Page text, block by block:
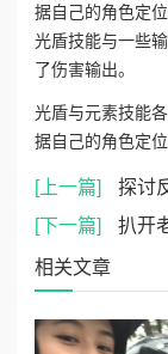
据自己的角色定
光盾技能与一些
了伤害输出。
光盾与元素技能
据自己的角色定
[上一篇]
探讨
[下一篇]
扒开老师 狂
相关文章